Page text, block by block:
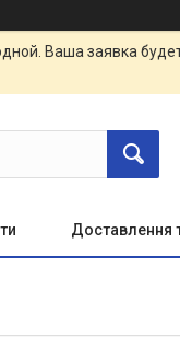
Ваша заявка
Доставлення